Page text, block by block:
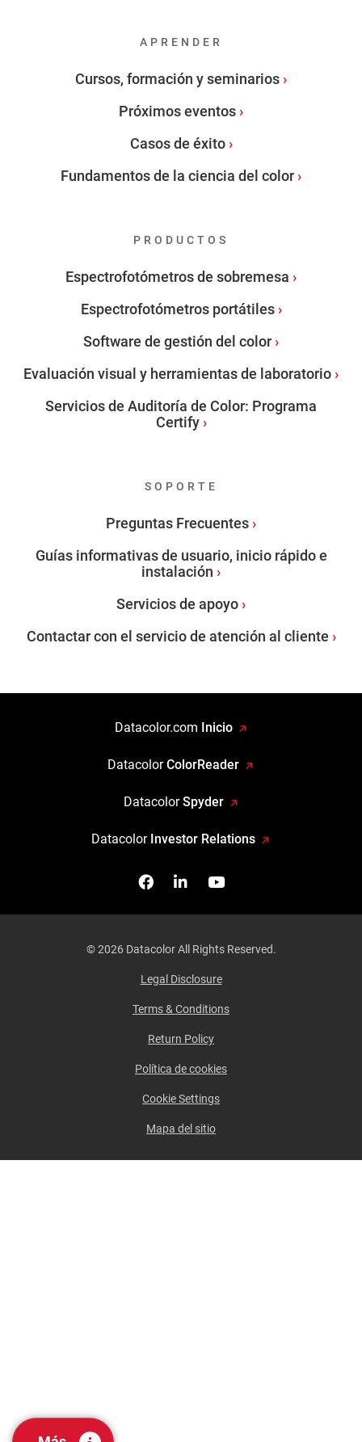
APRENDER
Cursos, formación y seminarios
Próximos eventos
Casos de éxito
Fundamentos de la ciencia del color
PRODUCTOS
Espectrofotómetros de sobremesa
Espectrofotómetros portátiles
Software de gestión del color
Evaluación visual y herramientas de laboratorio
Servicios de Auditoría de Color: Programa
Certify
SOPORTE
Preguntas Frecuentes
Guías informativas de usuario, inicio rápido e
instalación
Servicios de apoyo
Contactar con el servicio de atención al cliente
Datacolor.com Inicio
DatacolorColorReader
DatacolorSpyder
Datacolor Investor Relations
FacebookSíganos en Linkedin
Míranos en YouTube
© 2026 Datacolor All Rights Reserved.
Legal Disclosure
Terms & Conditions
Return Policy
Política de cookies
Cookie Settings
Mapa del sitio